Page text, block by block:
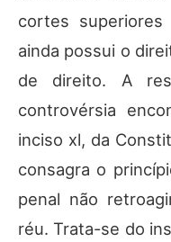
cortes
ainda possui o
de direito. A
controvérsia
inciso xl, da
consagra o
penal não
réu. Trata-se do